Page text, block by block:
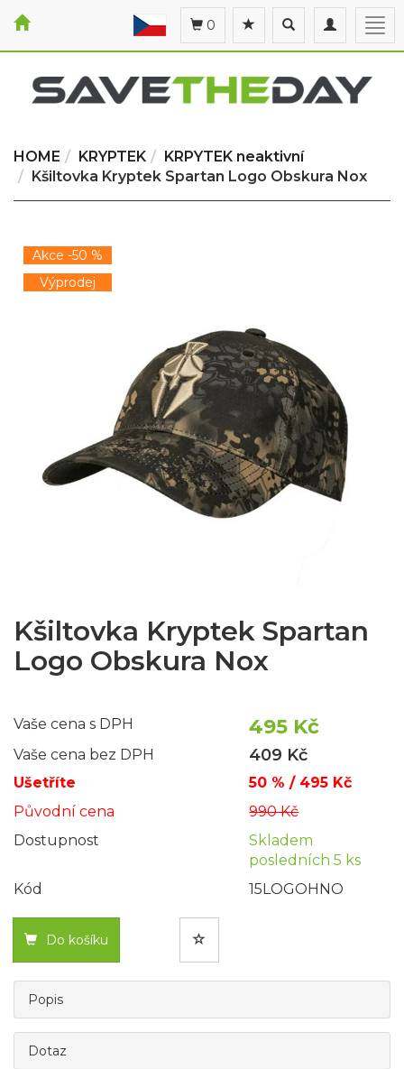
Toggle
navigation
Toggle
search
0
HOME KRYPTEK
KRPYTEK neaktivní
Kšiltovka Kryptek Spartan Logo Obskura Nox
Akce -50 %
Výprodej
Kšiltovka Kryptek Spartan
Logo Obskura Nox
Vaše cena s DPH 495 Kč
Vaše cena bez DPH 409 Kč
Ušetříte
50 % / 495 Kč
Původní cena
990 Kč
Dostupnost
Skladem
posledních 5 ks
Kód
15LOGOHNO
Do košíku
Popis
Dotaz